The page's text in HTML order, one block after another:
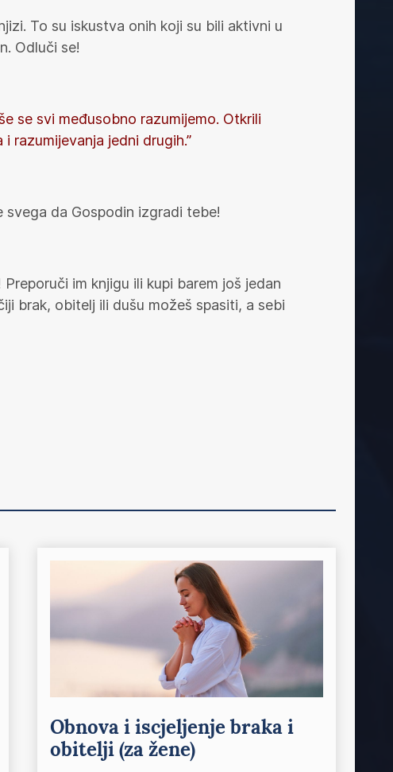
To su iskustva onih koji su bili aktivni u
Odluči se!
se svi međusobno razumijemo. Otkrili
razumijevanja jedni drugih.”
svega da Gospodin izgradi tebe!
im knjigu ili kupi barem još jedan
brak, obitelj ili dušu možeš spasiti, a sebi
Obnova i iscjeljenje braka i
obitelji (za žene)